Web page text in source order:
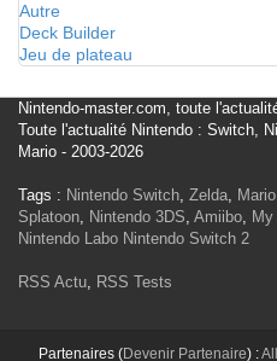
Autre
Deck Builder
Jeu de plateau
Nintendo-master.com, toute
Toute l'actualité Nintendo : Switch,
Mario - 2003-2026
Tags : Nintendo Switch, Zelda, Mario
Splatoon, Nintendo 3DS, Amiibo,
Nintendo Labo Nintendo Switch 2
RSS Actu, RSS Tests
Partenaires (Devenir Partenaire) :